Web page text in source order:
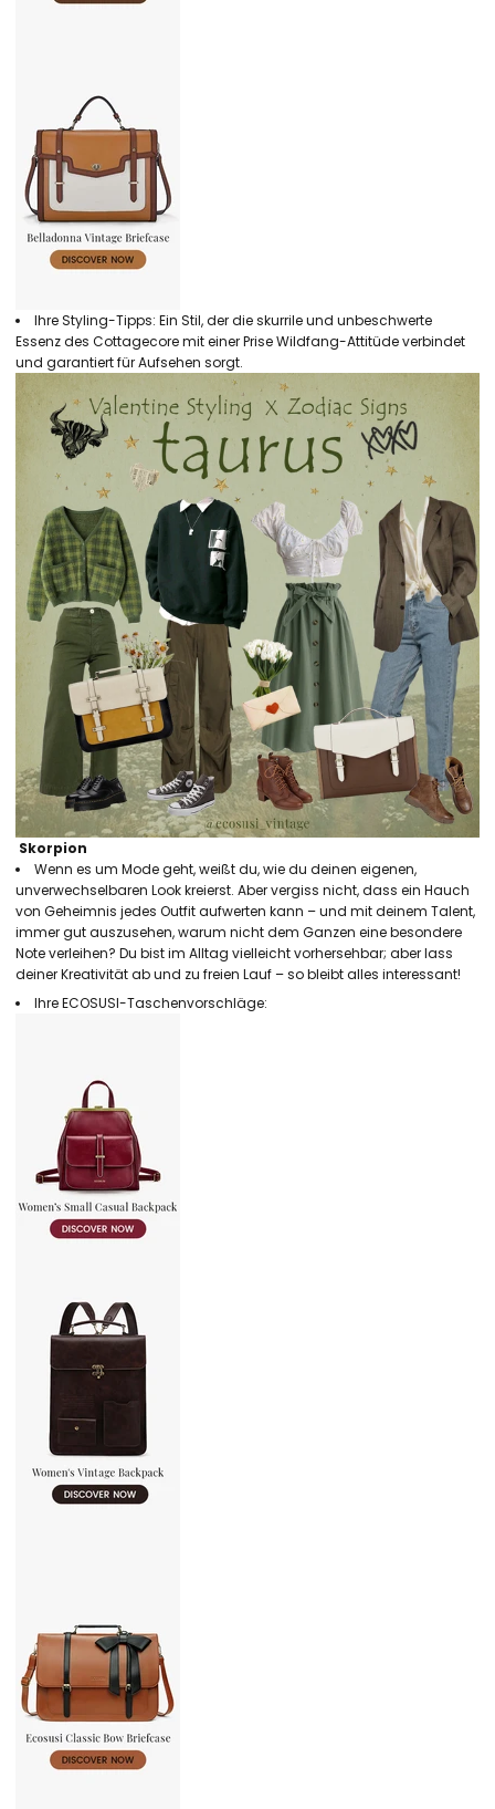
Ihre Styling-Tipps: Ein Stil, der die skurrile und unbeschwerte
Essenz des Cottagecore mit einer Prise Wildfang-Attitüde verbindet
und garantiert für Aufsehen sorgt.
Skorpion
Wenn es um Mode geht, weißt du, wie du deinen eigenen,
unverwechselbaren Look kreierst. Aber vergiss nicht, dass ein Hauch
von Geheimnis jedes Outfit aufwerten kann – und mit deinem Talent,
immer gut auszusehen, warum nicht dem Ganzen eine besondere
Note verleihen? Du bist im Alltag vielleicht vorhersehbar; aber lass
deiner Kreativität ab und zu freien Lauf – so bleibt alles interessant!
Ihre ECOSUSI-Taschenvorschläge: